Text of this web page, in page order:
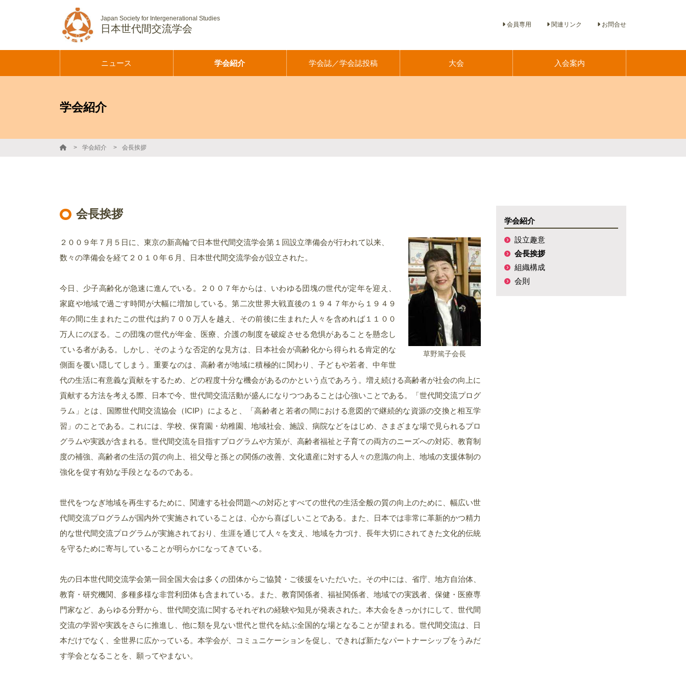
Japan Society for Intergenerational Studies
日本世代間交流学会 会員専用 関連リンク お問合せ
ニュース 学会紹介 学会誌／学会誌投稿 大会 入会案内
学会紹介
学会紹介 会長挨拶
会長挨拶
草野篤子会長
２００９年７月５日に、東京の新高輪で日本世代間交流学会第１回設立準備会が行われて以来、
数々の準備会を経て２０１０年６月、日本世代間交流学会が設立された。
今日、少子高齢化が急速に進んでいる。２００７年からは、いわゆる団塊の世代が定年を迎え、
家庭や地域で過ごす時間が大幅に増加している。第二次世界大戦直後の１９４７年から１９４９
年の間に生まれたこの世代は約７００万人を越え、その前後に生まれた人々を含めれば１１００
万人にのぼる。この団塊の世代が年金、医療、介護の制度を破綻させる危惧があることを懸念し
ている者がある。しかし、そのような否定的な見方は、日本社会が高齢化から得られる肯定的な
側面を覆い隠してしまう。重要なのは、高齢者が地域に積極的に関わり、子どもや若者、中年世
代の生活に有意義な貢献をするため、どの程度十分な機会があるのかという点であろう。増え続ける高齢者が社会の向上に
貢献する方法を考える際、日本で今、世代間交流活動が盛んになりつつあることは心強いことである。「世代間交流プログ
ラム」とは、国際世代間交流協会（ICIP）によると、「高齢者と若者の間における意図的で継続的な資源の交換と相互学
習」のことである。これには、学校、保育園・幼稚園、地域社会、施設、病院などをはじめ、さまざまな場で見られるプロ
グラムや実践が含まれる。世代間交流を目指すプログラムや方策が、高齢者福祉と子育ての両方のニーズへの対応、教育制
度の補強、高齢者の生活の質の向上、祖父母と孫との関係の改善、文化遺産に対する人々の意識の向上、地域の支援体制の
強化を促す有効な手段となるのである。
世代をつなぎ地域を再生するために、関連する社会問題への対応とすべての世代の生活全般の質の向上のために、幅広い世
代間交流プログラムが国内外で実施されていることは、心から喜ばしいことである。また、日本では非常に革新的かつ精力
的な世代間交流プログラムが実施されており、生涯を通じて人々を支え、地域を力づけ、長年大切にされてきた文化的伝統
を守るために寄与していることが明らかになってきている。
先の日本世代間交流学会第一回全国大会は多くの団体からご協賛・ご後援をいただいた。その中には、省庁、地方自治体、
教育・研究機関、多種多様な非営利団体も含まれている。また、教育関係者、福祉関係者、地域での実践者、保健・医療専
門家など、あらゆる分野から、世代間交流に関するそれぞれの経験や知見が発表された。本大会をきっかけにして、世代間
交流の学習や実践をさらに推進し、他に類を見ない世代と世代を結ぶ全国的な場となることが望まれる。世代間交流は、日
本だけでなく、全世界に広かっている。本学会が、コミュニケーションを促し、できれば新たなパートナーシップをうみだ
す学会となることを、願ってやまない。
学会紹介
設立趣意
会長挨拶
組織構成
会則